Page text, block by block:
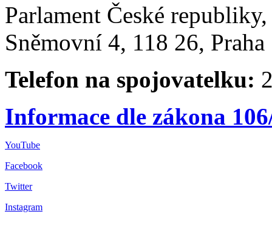
Parlament České
Sněmovní 4, 118 26,
Telefon na spojovatelku:
Informace dle zákona
YouTube
Facebook
Twitter
Instagram